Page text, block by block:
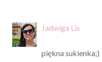
Jadwiga Lis
piękna sukienka;)